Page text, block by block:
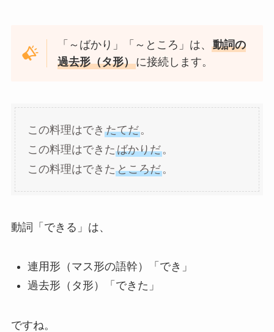
「～ばかり」「～ところ」は、動詞の
過去形（タ形）に接続します。
この料理はでき たてだ。
この料理はできたばかりだ。
この料理はできたところだ。
動詞「できる」は、
連用形（マス形の語幹）「でき」
過去形（タ形）「できた」
ですね。